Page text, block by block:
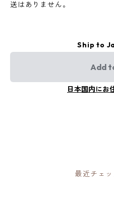
送はありません。
Ship to
Add
日本国内にお
最近チェ